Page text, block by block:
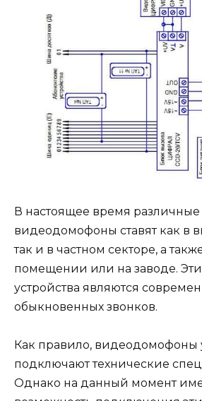
В настоящее время различные
видеодомофоны ставят как в
так и в частном секторе, а
помещении или на заводе.
устройства являются
обыкновенных звонков.
Как правило, видеодомофоны
подключают технические
Однако на данный момент